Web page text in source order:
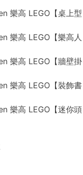
樂高 LEGO【桌上型
樂高 LEGO【樂高人
樂高 LEGO【牆壁掛
樂高 LEGO【裝飾書
樂高 LEGO【迷你頭